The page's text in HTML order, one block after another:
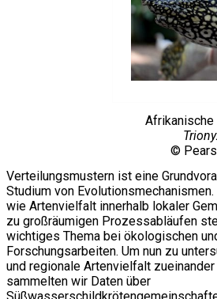
©
Verteilungsmustern ist eine
Studium von
wie Artenvielfalt innerhalb lokaler
zu großräumigen Prozessabläufen
wichtiges Thema bei ökologischen
Forschungsarbeiten. Um nun zu
und regionale Artenvielfalt
sammelten wir Daten über